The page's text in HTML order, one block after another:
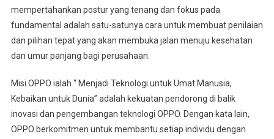
mempertahankan postur yang tenang dan fokus pada
fundamental adalah satu-satunya cara untuk membuat penilaian
dan pilihan tepat yang akan membuka jalan menuju kesehatan
dan umur panjang bagi perusahaan.
Misi OPPO ialah “ Menjadi Teknologi untuk Umat Manusia,
Kebaikan untuk Dunia” adalah kekuatan pendorong di balik
inovasi dan pengembangan teknologi OPPO. Dengan kata lain,
OPPO berkomitmen untuk membantu setiap individu dengan